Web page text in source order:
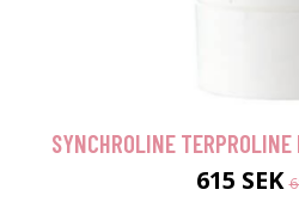
SYNCHROLINE
615 SEK